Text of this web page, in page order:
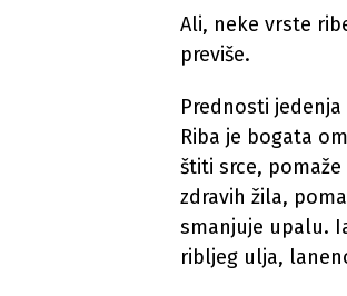
Ali, neke vrste
previše.
Prednosti jedenja
Riba je bogata
štiti srce,
zdravih žila,
smanjuje upalu.
ribljeg ulja,